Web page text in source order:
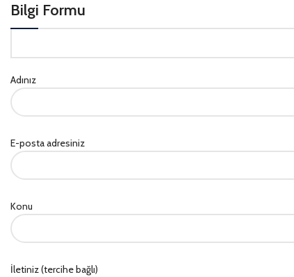
Bilgi Formu
Adınız
E-posta adresiniz
Konu
İletiniz (tercihe bağlı)